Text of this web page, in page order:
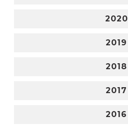
2020
2019
2018
2017
2016